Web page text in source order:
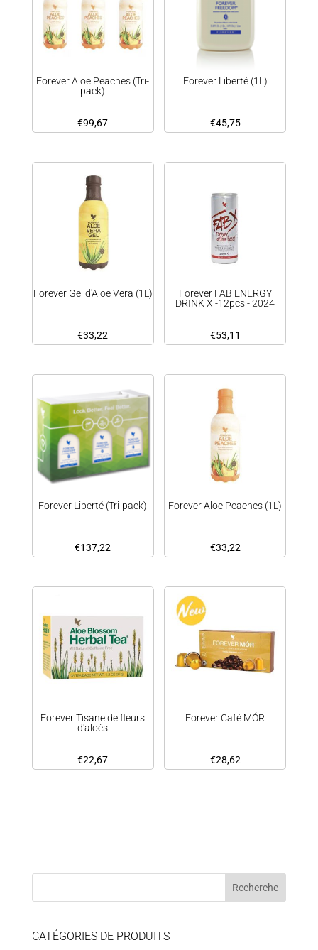
Forever Aloe Peaches (Tri-
pack)
€99,67
Forever Liberté (1L)
€45,75
Forever Gel d'Aloe Vera (1L)
€33,22
Forever FAB ENERGY
DRINK X -12pcs - 2024
€53,11
Forever Liberté (Tri-pack)
€137,22
Forever Aloe Peaches (1L)
€33,22
Forever Tisane de fleurs
d'aloès
€22,67
Forever Café MÓR
€28,62
CATÉGORIES DE PRODUITS